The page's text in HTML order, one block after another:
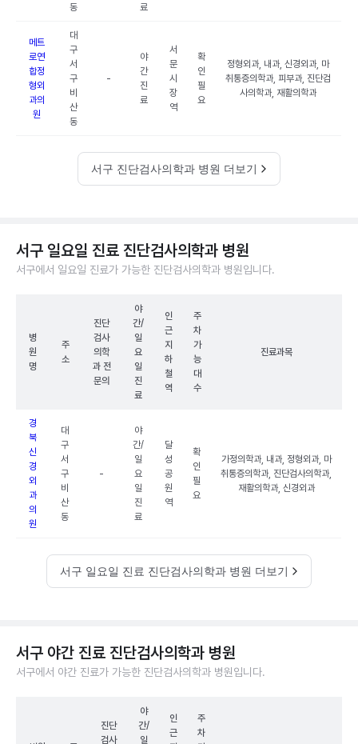
동
료
메트
로연
합정
형외
과의
원
대
구
서
구
비
산
동
-
야
간
진
료
서
문
시
장
역
확
인
필
요
정형외과, 내과, 신경외과, 마
취통증의학과, 피부과, 진단검
사의학과, 재활의학과
서구 진단검사의학과 병원 더보기
서구 일요일 진료 진단검사의학과 병원
서구에서 일요일 진료가 가능한 진단검사의학과 병원입니다.
병
원
명
주
소
진단
검사
의학
과 전
문의
야
간/
일
요
일
진
료
인
근
지
하
철
역
주
차
가
능
대
수
진료과목
경
북
신
경
외
과
의
원
대
구
서
구
비
산
동
-
야
간/
일
요
일
진
료
달
성
공
원
역
확
인
필
요
가정의학과, 내과, 정형외과, 마
취통증의학과, 진단검사의학과,
재활의학과, 신경외과
서구 일요일 진료 진단검사의학과 병원 더보기
서구 야간 진료 진단검사의학과 병원
서구에서 야간 진료가 가능한 진단검사의학과 병원입니다.
진단
검사
야
간/
일
인
근
주
차